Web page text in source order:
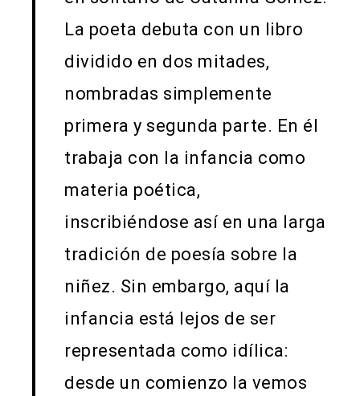
La poeta debuta con un libro
dividido en dos mitades,
nombradas simplemente
primera y segunda parte. En él
trabaja con la infancia como
materia poética,
inscribiéndose así en una larga
tradición de poesía sobre la
niñez. Sin embargo, aquí la
infancia está lejos de ser
representada como idílica:
desde un comienzo la vemos